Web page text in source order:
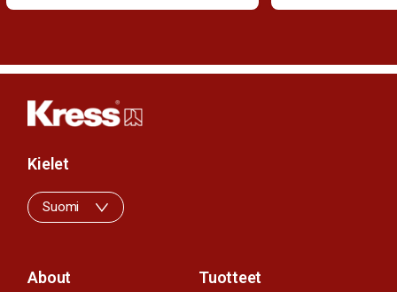
About Tuotteet
Kielet
Suomi